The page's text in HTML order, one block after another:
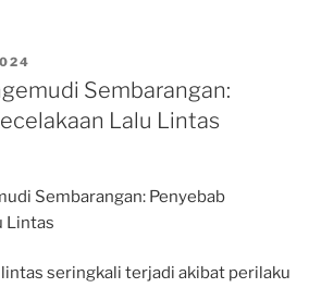
Sembarangan:
Lalu Lintas
Sembarangan: Penyebab
Lintas
seringkali terjadi akibat perilaku